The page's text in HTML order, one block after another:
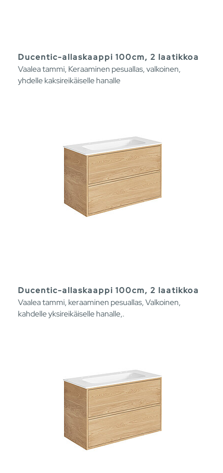
Ducentic-allaskaappi 100cm, 2 laatikkoa
Vaalea tammi, Keraaminen pesuallas, valkoinen,
yhdelle kaksireikäiselle hanalle
Ducentic-allaskaappi 100cm, 2 laatikkoa
Vaalea tammi, keraaminen pesuallas, Valkoinen,
kahdelle yksireikäiselle hanalle,.